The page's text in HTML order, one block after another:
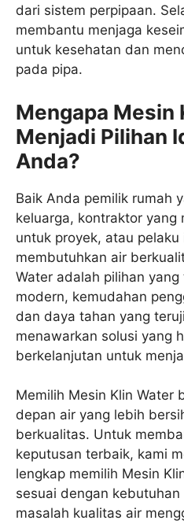
dari sistem perpipaan.
membantu menjaga
untuk kesehatan dan
pada pipa.
Mengapa Mesin
Menjadi Pilihan
Anda?
Baik Anda pemilik rumah
keluarga, kontraktor yang
untuk proyek, atau
membutuhkan air
Water adalah pilihan
modern, kemudahan
dan daya tahan yang
menawarkan solusi yang
berkelanjutan untuk
Memilih Mesin Klin Water
depan air yang lebih
berkualitas. Untuk
keputusan terbaik, kami
lengkap memilih Mesin
sesuai dengan
masalah kualitas air